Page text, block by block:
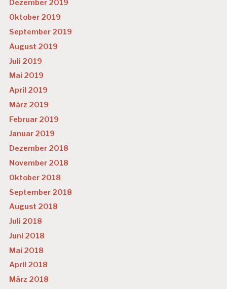
Dezember 2019
Oktober 2019
September 2019
August 2019
Juli 2019
Mai 2019
April 2019
März 2019
Februar 2019
Januar 2019
Dezember 2018
November 2018
Oktober 2018
September 2018
August 2018
Juli 2018
Juni 2018
Mai 2018
April 2018
März 2018